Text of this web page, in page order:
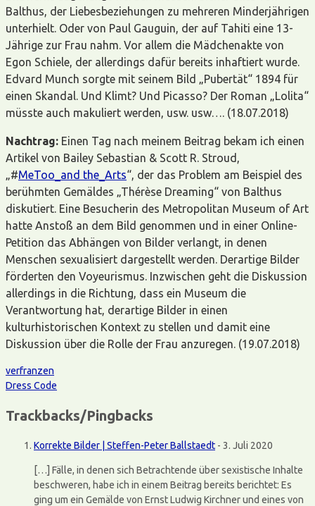
Balthus, der Liebesbeziehungen zu mehreren Minderjährigen
unterhielt. Oder von Paul Gauguin, der auf Tahiti eine 13-
Jährige zur Frau nahm. Vor allem die Mädchenakte von
Egon Schiele, der allerdings dafür bereits inhaftiert wurde.
Edvard Munch sorgte mit seinem Bild „Pubertät“ 1894 für
einen Skandal. Und Klimt? Und Picasso? Der Roman „Lolita“
müsste auch makuliert werden, usw. usw…. (18.07.2018)
Nachtrag: Einen Tag nach meinem Beitrag bekam ich einen
Artikel von Bailey Sebastian & Scott R. Stroud,
„#MeToo_and the_Arts“, der das Problem am Beispiel des
berühmten Gemäldes „Thérèse Dreaming“ von Balthus
diskutiert. Eine Besucherin des Metropolitan Museum of Art
hatte Anstoß an dem Bild genommen und in einer Online-
Petition das Abhängen von Bilder verlangt, in denen
Menschen sexualisiert dargestellt werden. Derartige Bilder
förderten den Voyeurismus. Inzwischen geht die Diskussion
allerdings in die Richtung, dass ein Museum die
Verantwortung hat, derartige Bilder in einen
kulturhistorischen Kontext zu stellen und damit eine
Diskussion über die Rolle der Frau anzuregen. (19.07.2018)
verfranzen
Dress Code
Trackbacks/Pingbacks
Korrekte Bilder | Steffen-Peter Ballstaedt - 3. Juli 2020
[…] Fälle, in denen sich Betrachtende über sexistische Inhalte
beschweren, habe ich in einem Beitrag bereits berichtet: Es
ging um ein Gemälde von Ernst Ludwig Kirchner und eines von